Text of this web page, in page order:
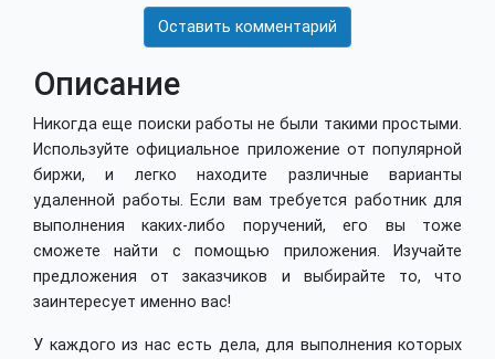
Оставить комментарий
Описание
Никогда еще поиски работы не были такими простыми.
Используйте официальное приложение от популярной
биржи, и легко находите различные варианты
удаленной работы. Если вам требуется работник для
выполнения каких-либо поручений, его вы тоже
сможете найти с помощью приложения. Изучайте
предложения от заказчиков и выбирайте то, что
заинтересует именно вас!
У каждого из нас есть дела, для выполнения которых